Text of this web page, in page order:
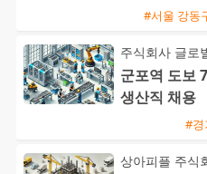
#서울 강동
주식회사 글로
군포역 도보
생산직 채용
#경
상아피플 주식